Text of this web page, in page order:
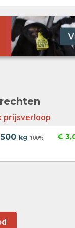
prijsverloop
500 kg 100% €